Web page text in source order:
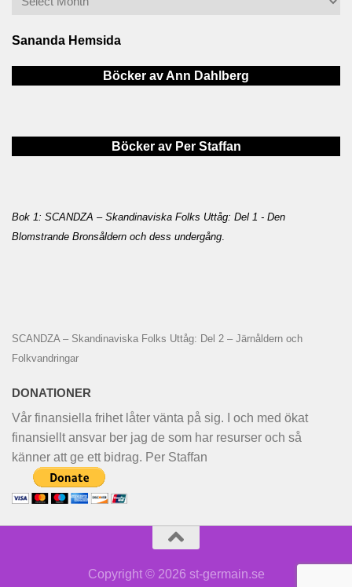
Sananda Hemsida
Böcker av Ann Dahlberg
Böcker av Per Staffan
Bok 1: SCANDZA – Skandinaviska Folks Uttåg: Del 1 - Den
Blomstrande Bronsåldern och dess undergång
SCANDZA – Skandinaviska Folks Uttåg: Del 2 – Järnåldern och
Folkvandringar
DONATIONER
Vår finansiella frihet låter vänta på sig. I och med ökat
finansiellt ansvar ber jag de som har resurser och så
känner att ge ett bidrag. Per Staffan
Copyright © 2026 st-germain.se